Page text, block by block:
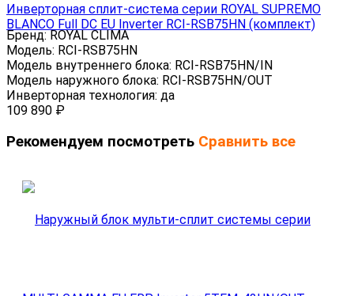
Инверторная сплит-система серии ROYAL SUPREMO
BLANCO Full DC EU Inverter RCI-RSB75HN (комплект)
Бренд:ROYAL CLIMA
Модель: RCI-RSB75HN
Модель внутреннего блока: RCI-RSB75HN/IN
Модель наружного блока: RCI-RSB75HN/OUT
Инверторная технология: да
109 890 ₽
Рекомендуем посмотреть Сравнить все